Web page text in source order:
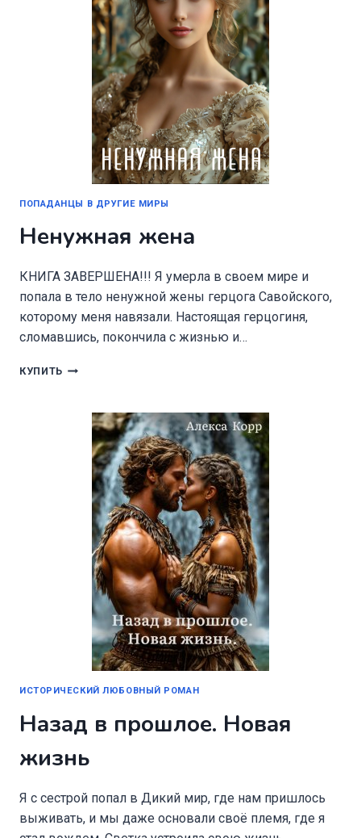
ПОПАДАНЦЫ В ДРУГИЕ МИРЫ
Ненужная жена
КНИГА ЗАВЕРШЕНА!!! Я умерла в своем мире и
попала в тело ненужной жены герцога Савойского,
которому меня навязали. Настоящая герцогиня,
сломавшись, покончила с жизнью и…
КУПИТЬ НЕНУЖНАЯ
ИСТОРИЧЕСКИЙ ЛЮБОВНЫЙ РОМАН
Назад в прошлое. Новая
жизнь
Я с сестрой попал в Дикий мир, где нам пришлось
выживать, и мы даже основали своё племя, где я